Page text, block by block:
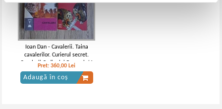
Ioan Dan - Cavalerii. Taina
cavalerilor. Curierul secret.
Cavalerii Ordinului Basarab (4
volume)
Pret:360,00 Lei
Adaugă în coș